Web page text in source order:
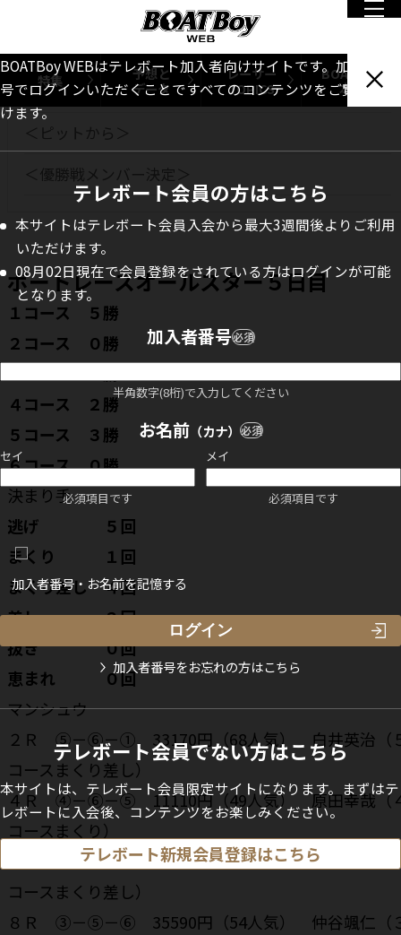
特集
予想と
データ
レーサー
TOPICS
BOATBoy
本誌
BOATBoy WEBはテレボート加入者向けサイトです。加入者番
号でログインいただくことですべてのコンテンツをご覧いただ
けます。
テレボート会員の方はこちら
本サイトはテレボート会員入会から最大3週間後よりご利用
いただけます。
08月02日現在で会員登録をされている方はログインが可能
となります。
加入者番号必須
半角数字(8桁)で入力してください
お名前（カナ） 必須
セイ
必須項目です
メイ
必須項目です
加入者番号・お名前を記憶する
加入者番号をお忘れの方はこちら
テレボート会員でない方はこちら
本サイトは、テレボート会員限定サイトになります。まずはテ
レボートに入会後、コンテンツをお楽しみください。
テレボート新規会員登録はこちら
INDEX
ボートレースオールスター５日目
＜準優勝戦＞
＜ピットから＞
＜優勝戦メンバー決定＞
ボートレースオールスター５日目
１コース ５勝
２コース ０勝
４コース ２勝
５コース ３勝
６コース ０勝
決まり手
逃げ ５回
まくり １回
まくり差し ４回
差し ２回
抜き ０回
恵まれ ０回
マンシュウ
２Ｒ ⑤－⑥－① 33170円（68人気） 白井英治（
コースまくり差し）
４Ｒ ④－⑥－⑤ 11110円（49人気） 原田幸哉（
コースまくり）
７Ｒ ⑤－②－① 49520円（83人気） 守田俊介（
コースまくり差し）
８Ｒ ③－⑤－⑥ 35590円（54人気） 仲谷颯仁（